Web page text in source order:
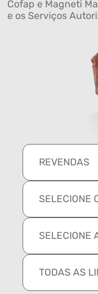
Cofap e Magneti
e os Serviços
REVENDAS
SELECIONE
SELECIONE
TODAS AS